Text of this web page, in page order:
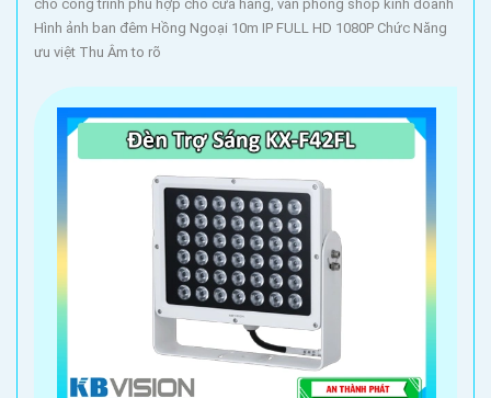
động xung quanh một cách chi tiết và đáng tin cậy. Đảm bảo an
toàn cho gia đình và tài sản của bạn với Camera Kim Loại Hình
Hy vọng câu giới thiệu này có thể giúp bạn. Bạn có thể thay đổi
và điều chỉnh nó để phù hợp với nhu cầu cụ thể của mình.
cho công trình phù hợp cho cửa hàng, văn phòng shop kinh doanh
Hình ảnh ban đêm Hồng Ngoại 10m IP FULL HD 1080P Chức Năng
ưu việt Thu Âm to rõ